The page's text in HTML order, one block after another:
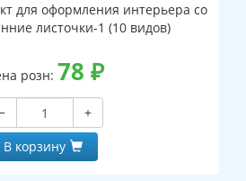
для оформления интерьера со
листочки-1 (10 видов)
розн: 78 ₽
+
В корзину